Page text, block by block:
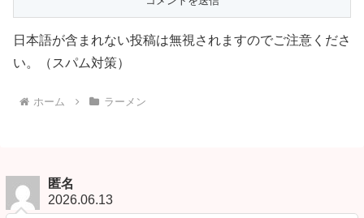
日本語が含まれない投稿は無視されますのでご注意くださ
い。（スパム対策）
ホーム ラーメン
匿名
2026.06.13